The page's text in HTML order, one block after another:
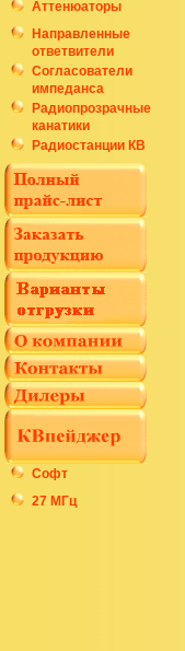
Аттенюаторы
Направленные
ответвители
Согласователи
импеданса
Радиопрозрачные
канатики
Радиостанции КВ
Софт
27 МГц